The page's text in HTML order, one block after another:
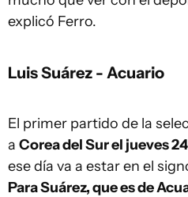
explicó Ferro.
Luis Suárez - Acuario
El primer partido de la
a Corea del Sur el jueves
ese día va a estar en el
Para Suárez, que es de